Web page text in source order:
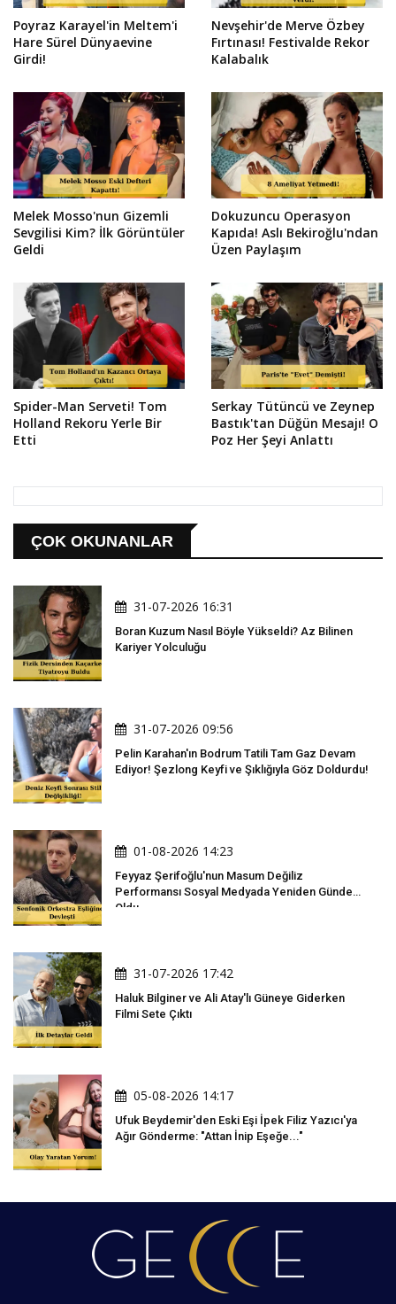
Poyraz Karayel'in Meltem'i
Hare Sürel Dünyaevine
Girdi!
Nevşehir'de Merve Özbey
Fırtınası! Festivalde Rekor
Kalabalık
Melek Mosso'nun Gizemli
Sevgilisi Kim? İlk Görüntüler
Geldi
Dokuzuncu Operasyon
Kapıda! Aslı Bekiroğlu'ndan
Üzen Paylaşım
Spider-Man Serveti! Tom
Holland Rekoru Yerle Bir
Etti
Serkay Tütüncü ve Zeynep
Bastık'tan Düğün Mesajı! O
Poz Her Şeyi Anlattı
ÇOK OKUNANLAR
31-07-2026 16:31
Boran Kuzum Nasıl Böyle Yükseldi? Az Bilinen
Kariyer Yolculuğu
31-07-2026 09:56
Pelin Karahan'ın Bodrum Tatili Tam Gaz Devam
Ediyor! Şezlong Keyfi ve Şıklığıyla Göz Doldurdu!
01-08-2026 14:23
Feyyaz Şerifoğlu'nun Masum Değiliz
Performansı Sosyal Medyada Yeniden Gündem
Oldu
31-07-2026 17:42
Haluk Bilginer ve Ali Atay'lı Güneye Giderken
Filmi Sete Çıktı
05-08-2026 14:17
Ufuk Beydemir'den Eski Eşi İpek Filiz Yazıcı'ya
Ağır Gönderme: "Attan İnip Eşeğe..."